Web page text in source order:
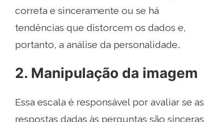
correta e sinceramente ou se há
tendências que distorcem os dados e,
portanto, a análise da personalidade..
2. Manipulação da imagem
Essa escala é responsável por avaliar se as
respostas dadas às perguntas são sinceras